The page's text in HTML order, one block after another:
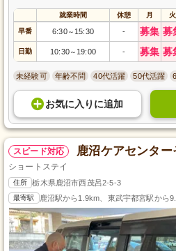
就業時間 休憩 月 火
早番 6:30～ 15:30 - 募集 募
日勤 10:30～ 19:00 - 募集 募
未経験可 年齢不問 40代活躍 50代活躍
お気に入り に追加
スピード対応 鹿沼ケアセンター
ショートステイ
住所 栃木県鹿沼市西茂呂2-5-3
最寄駅 鹿沼駅から1.9km、東武宇都宮駅から